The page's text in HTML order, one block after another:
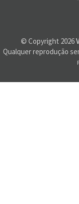
© Copyright 2026
Qualquer reprodução